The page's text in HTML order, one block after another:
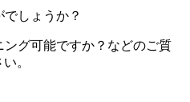
しょうか？
グ可能ですか？などのご質
。